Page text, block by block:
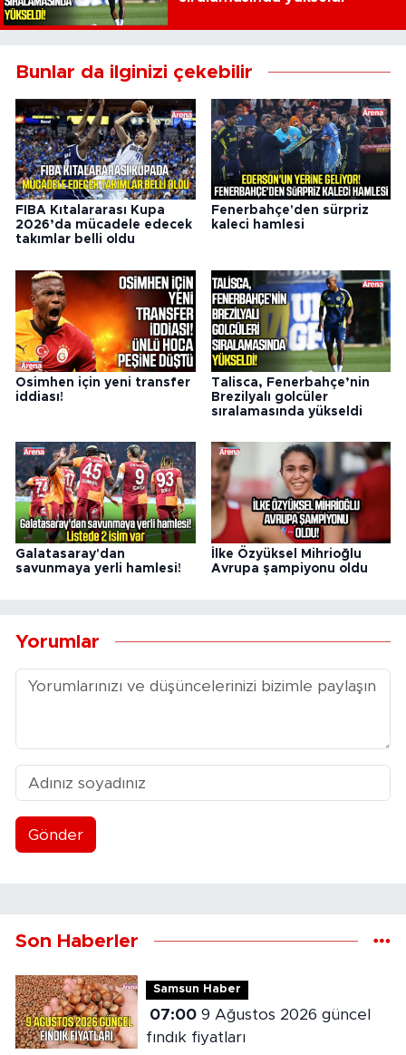
Bunlar da ilginizi çekebilir
FIBA Kıtalararası Kupa
2026’da mücadele edecek
takımlar belli oldu
Fenerbahçe'den sürpriz
kaleci hamlesi
Osimhen için yeni transfer
iddiası!
Talisca, Fenerbahçe’nin
Brezilyalı golcüler
sıralamasında yükseldi
Galatasaray'dan
savunmaya yerli hamlesi!
İlke Özyüksel Mihrioğlu
Avrupa şampiyonu oldu
Yorumlar
Gönder
Son Haberler
Samsun Haber
07:009 Ağustos 2026 güncel
fındık fiyatları